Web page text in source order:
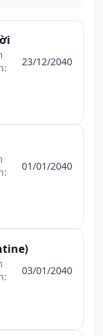
23/12/2040
01/01/2040
03/01/2040